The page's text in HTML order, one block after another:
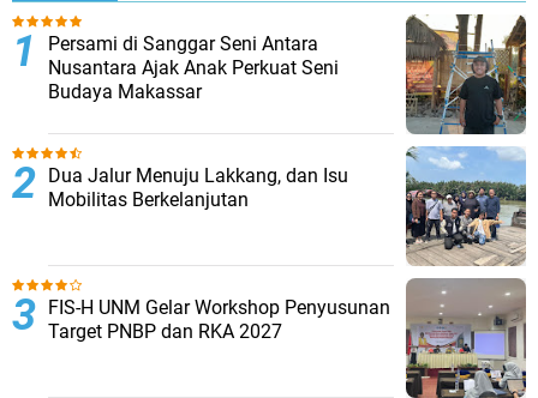
Persami di Sanggar Seni Antara
Nusantara Ajak Anak Perkuat Seni
Budaya Makassar
Dua Jalur Menuju Lakkang, dan Isu
Mobilitas Berkelanjutan
FIS-H UNM Gelar Workshop Penyusunan
Target PNBP dan RKA 2027